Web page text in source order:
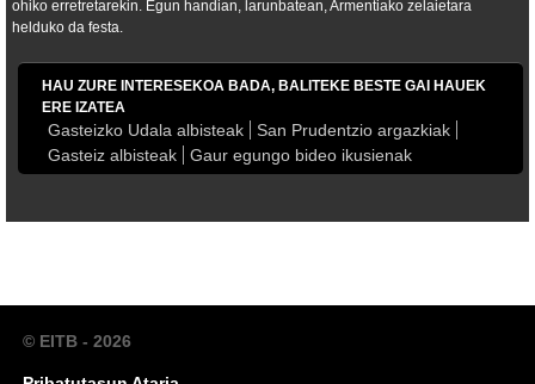
ohiko erretretarekin. Egun handian, larunbatean, Armentiako zelaietara
helduko da festa.
HAU ZURE INTERESEKOA BADA, BALITEKE BESTE GAI HAUEK
ERE IZATEA
Gasteizko Udala albisteak
San Prudentzio argazkiak
Gasteiz albisteak
Gaur egungo bideo ikusienak
© EITB - 2026